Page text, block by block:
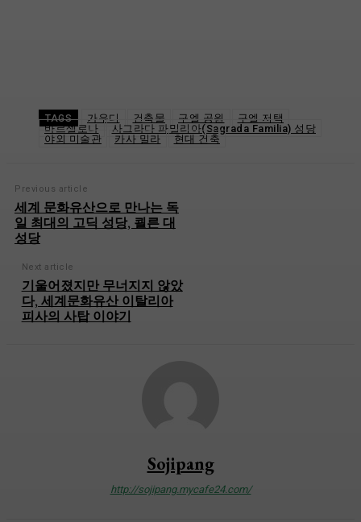
TAGS 가우디 건축물 구엘 공원
구엘 저택
바르셀로나
사그라다 파밀리아(Sagrada Familia) 성당
야외 미술관
카사 밀라 현대 건축
Previous article
세계 문화유산으로 만나는 독
일 최대의 고딕 성당, 쾰른 대
성당
Next article
기울어졌지만 무너지지 않았
다, 세계문화유산 이탈리아
피사의 사탑 이야기
Sojipang
http://sojipang.mycafe24.com/